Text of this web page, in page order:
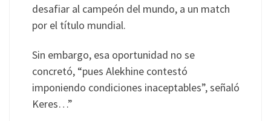
desafiar al campeón del mundo, a un match
por el título mundial.
Sin embargo, esa oportunidad no se
concretó, “pues Alekhine contestó
imponiendo condiciones inaceptables”, señaló
Keres…”